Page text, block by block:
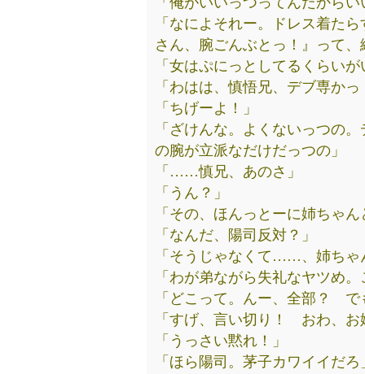
「なによそれー。ドレス着た
さん、腕ごんぶとっ！』って
「女はぷにっとしてるくらい
「わはは、慎悟兄、デブ専か
「ちげーよ！」
「ざけんな。よくないっつの
の腕が立派なだけだっつの」
「……慎兄、あのさ」
「うん？」
「その、ほんっとーに姉ちゃ
「なんだ、陽司反対？」
「そうじゃなくて……、姉ちゃ
「わが弟ながら失礼なヤツめ
「どこって。んー、全部？
「すげ、言い切り！ おわ、お
「うっさい黙れ！」
「ほら陽司。茅子カワイイだろ